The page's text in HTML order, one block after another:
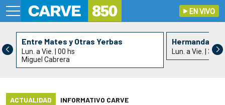
EN VIVO
Entre Mates y Otras Yerbas
Lun. a Vie. | 00 hs
Miguel Cabrera
Hermandad
Lun. a Vie. | 3 hs
ACTUALIDAD INFORMATIVO CARVE